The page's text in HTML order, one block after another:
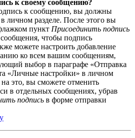
к своему сообщению?
к сообщению, вы должны
в личном разделе. После этого вы
пункт Присоединить подпись
чтобы подпись
можете настроить добавление
ко всем вашим сообщениям,
выбор в параграфе «Отправка
«Личные настройки» в личном
это, вы сможете отменить
в отдельных сообщениях, убрав
подпись в форме отправки